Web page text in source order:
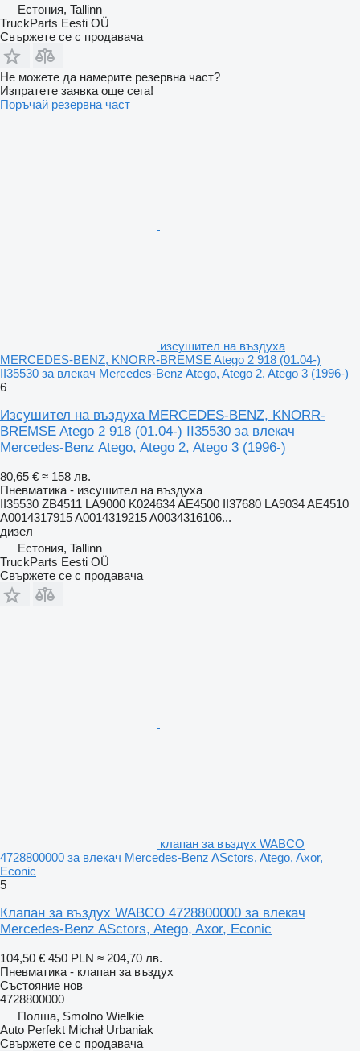
Естония, Tallinn
TruckParts Eesti OÜ
Свържете се с продавача
Не можете да намерите резервна част?
Изпратете заявка още сега!
Поръчай резервна част
изсушител на въздуха
MERCEDES-BENZ, KNORR-BREMSE Atego 2 918 (01.04-)
II35530 за влекач Mercedes-Benz Atego, Atego 2, Atego 3 (1996-)
6
Изсушител на въздуха MERCEDES-BENZ, KNORR-
BREMSE Atego 2 918 (01.04-) II35530 за влекач
Mercedes-Benz Atego, Atego 2, Atego 3 (1996-)
80,65 € ≈ 158 лв.
Пневматика - изсушител на въздуха
II35530 ZB4511 LA9000 K024634 AE4500 II37680 LA9034 AE4510
A0014317915 A0014319215 A0034316106...
дизел
Естония, Tallinn
TruckParts Eesti OÜ
Свържете се с продавача
клапан за въздух WABCO
4728800000 за влекач Mercedes-Benz ASctors, Atego, Axor,
Econic
5
Клапан за въздух WABCO 4728800000 за влекач
Mercedes-Benz ASctors, Atego, Axor, Econic
104,50 € 450 PLN ≈ 204,70 лв.
Пневматика - клапан за въздух
Състояние нов
4728800000
Полша, Smolno Wielkie
Auto Perfekt Michał Urbaniak
Свържете се с продавача